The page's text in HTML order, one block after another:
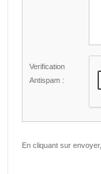
Verification
Antispam :
En cliquant sur